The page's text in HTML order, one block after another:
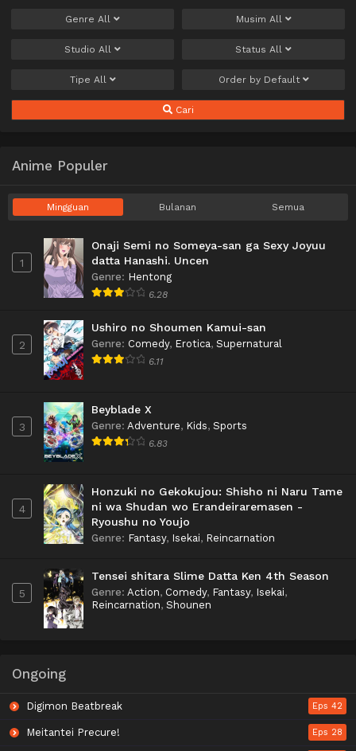
Genre All Musim All
Studio All Status All
Tipe All Order by Default
Cari
Anime Populer
Mingguan Bulanan Semua
1
Onaji Semi no Someya-san ga Sexy Joyuu
datta Hanashi. Uncen
Genre: Hentong
6.28
2
Ushiro no Shoumen Kamui-san
Genre: Comedy, Erotica, Supernatural
6.11
3
Beyblade X
Genre: Adventure, Kids, Sports
6.83
4
Honzuki no Gekokujou: Shisho ni Naru Tame
ni wa Shudan wo Erandeiraremasen -
Ryoushu no Youjo
Genre: Fantasy, Isekai, Reincarnation
5
Tensei shitara Slime Datta Ken 4th Season
Genre: Action, Comedy, Fantasy, Isekai,
Reincarnation, Shounen
Ongoing
Digimon Beatbreak Eps 42
Meitantei Precure! Eps 28